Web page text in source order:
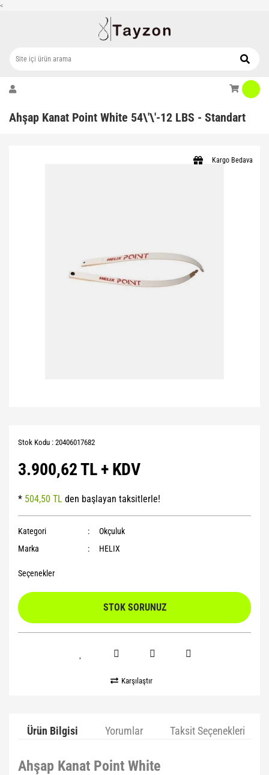
<
Ahşap Kanat Point White 54\'\'-12 LBS - Standart
Kargo Bedava
Stok Kodu : 20406017682
3.900,62 TL + KDV
* 504,50 TL den başlayan taksitlerle!
Kategori
Okçuluk
Marka
HELIX
Seçenekler
STOK SORUNUZ
Karşılaştır
Ürün Bilgisi Yorumlar Taksit Seçenekleri
Ahşap Kanat Point White